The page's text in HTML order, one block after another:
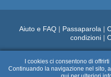
Aiuto e FAQ | Passaparola |
condizioni |
I cookies ci consentono di
Continuando la navigazione nel sito,